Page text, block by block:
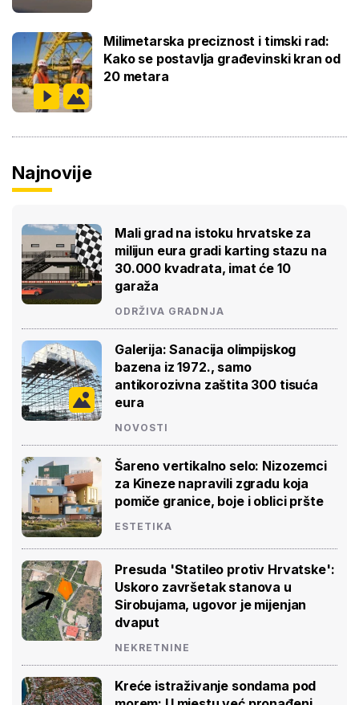
Milimetarska preciznost i timski rad:
Kako se postavlja građevinski kran od
20 metara
Najnovije
Mali grad na istoku hrvatske za
milijun eura gradi karting stazu na
30.000 kvadrata, imat će 10
garaža
ODRŽIVA GRADNJA
Galerija: Sanacija olimpijskog
bazena iz 1972., samo
antikorozivna zaštita 300 tisuća
eura
NOVOSTI
Šareno vertikalno selo: Nizozemci
za Kineze napravili zgradu koja
pomiče granice, boje i oblici pršte
ESTETIKA
Presuda 'Statileo protiv Hrvatske':
Uskoro završetak stanova u
Sirobujama, ugovor je mijenjan
dvaput
NEKRETNINE
Kreće istraživanje sondama pod